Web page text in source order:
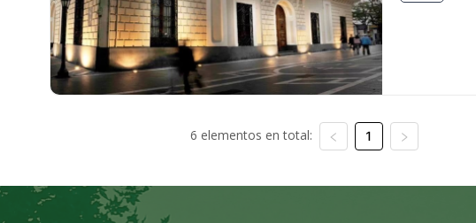
6 elementos en total: 1